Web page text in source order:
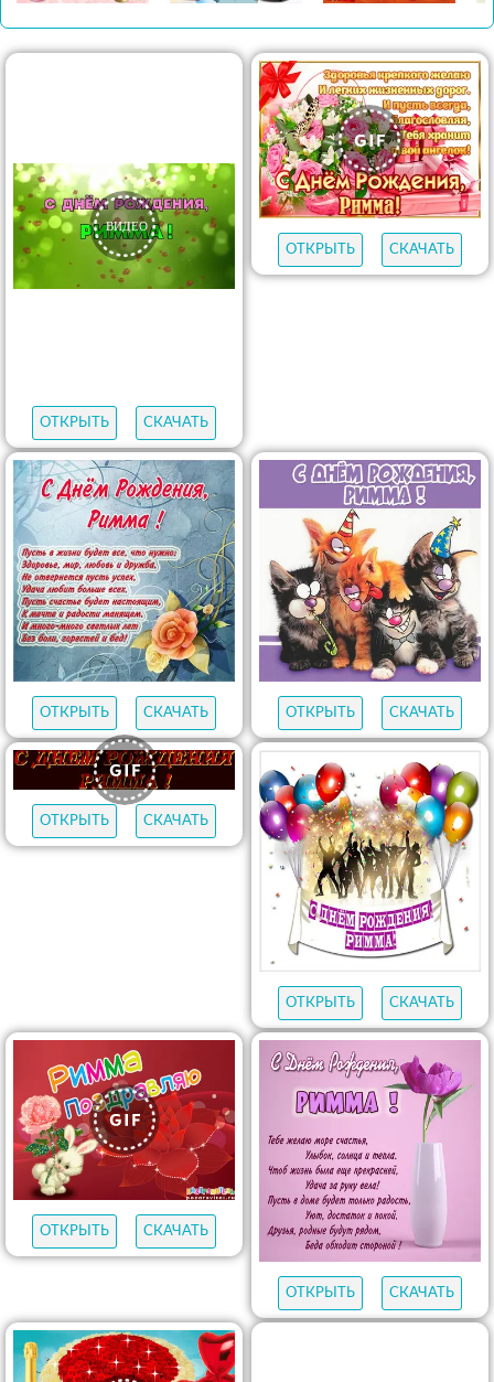
ОТКРЫТЬ СКАЧАТЬ
ОТКРЫТЬ СКАЧАТЬ
ОТКРЫТЬ СКАЧАТЬ ОТКРЫТЬ СКАЧАТЬ
ОТКРЫТЬ СКАЧАТЬ
ОТКРЫТЬ СКАЧАТЬ
ОТКРЫТЬ СКАЧАТЬ
ОТКРЫТЬ СКАЧАТЬ